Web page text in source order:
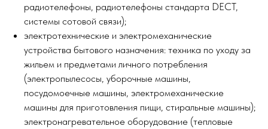
радиотелефоны, радиотелефоны стандарта DECT,
системы сотовой связи);
электротехнические и электромеханические
устройства бытового назначения: техника по уходу за
жильем и предметами личного потребления
(электропылесосы, уборочные машины,
посудомоечные машины, электромеханические
машины для приготовления пищи, стиральные машины);
электронагревательное оборудование (тепловые